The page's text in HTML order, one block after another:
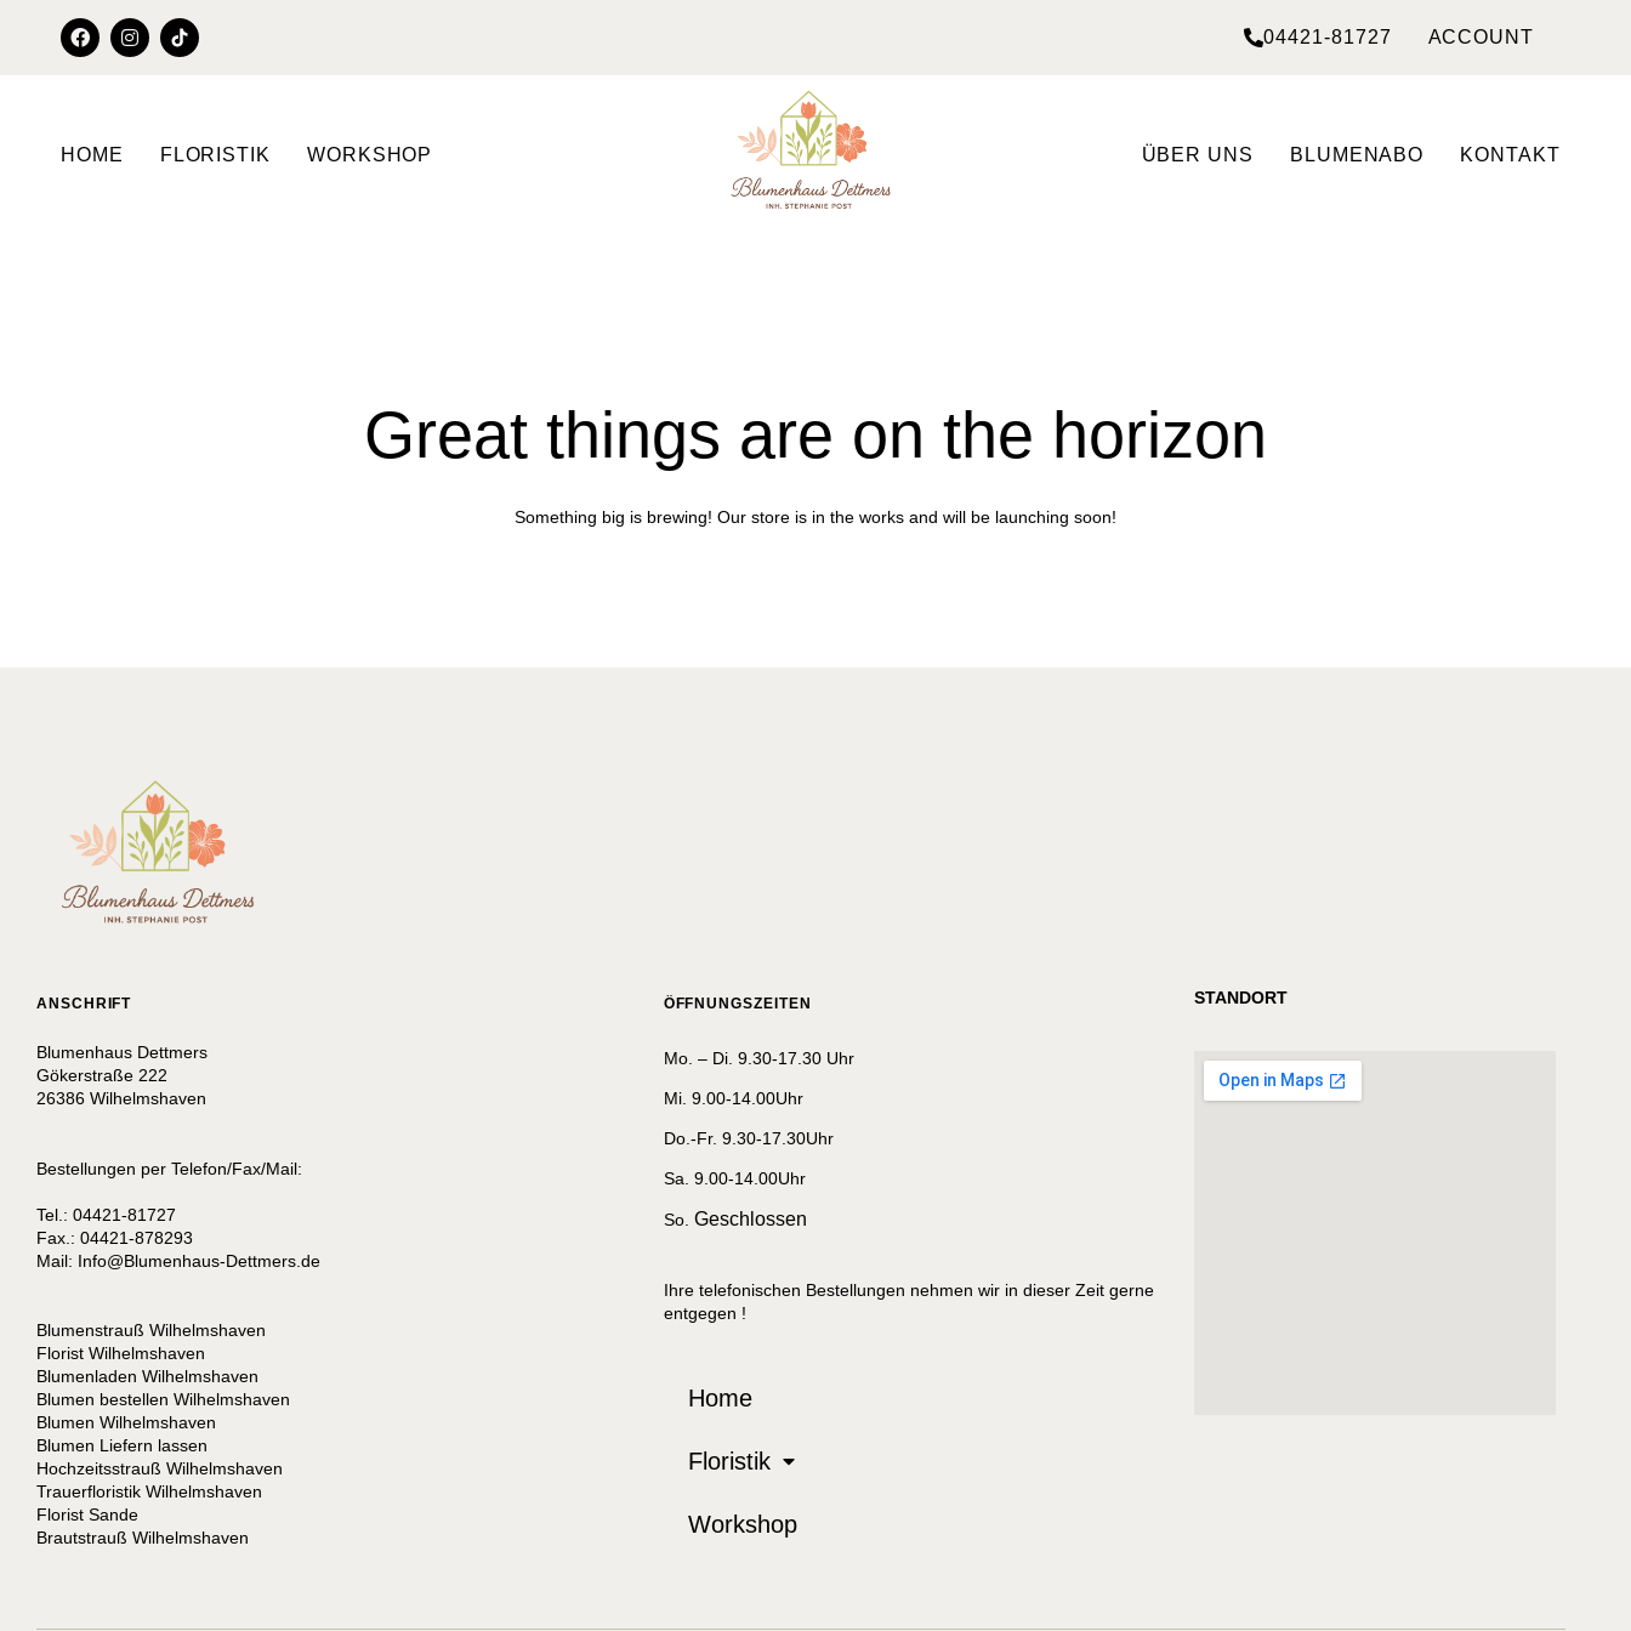
04421-81727 ACCOUNT
HOME FLORISTIK WORKSHOP ÜBER UNS BLUMENABO KONTAKT
Great things are on the horizon
Something big is brewing! Our store is in the works and will be launching soon!
ANSCHRIFT
Blumenhaus Dettmers
Gökerstraße 222
26386 Wilhelmshaven
Bestellungen per Telefon/Fax/Mail:
Tel.: 04421-81727
Fax.: 04421-878293
Mail: Info@Blumenhaus-Dettmers.de
Blumenstrauß Wilhelmshaven
Florist Wilhelmshaven
Blumenladen Wilhelmshaven
Blumen bestellen Wilhelmshaven
Blumen Wilhelmshaven
Blumen Liefern lassen
Hochzeitsstrauß Wilhelmshaven
Trauerfloristik Wilhelmshaven
Florist Sande
Brautstrauß Wilhelmshaven
ÖFFNUNGSZEITEN
Mo. – Di. 9.30-17.30 Uhr
Mi. 9.00-14.00Uhr
Do.-Fr. 9.30-17.30Uhr
Sa. 9.00-14.00Uhr
So. Geschlossen
Ihre telefonischen Bestellungen nehmen wir in dieser Zeit gerne
entgegen !
Home
Floristik
Workshop
STANDORT